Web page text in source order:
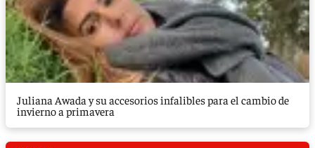
Juliana Awada y su accesorios infalibles para el cambio de
invierno a primavera